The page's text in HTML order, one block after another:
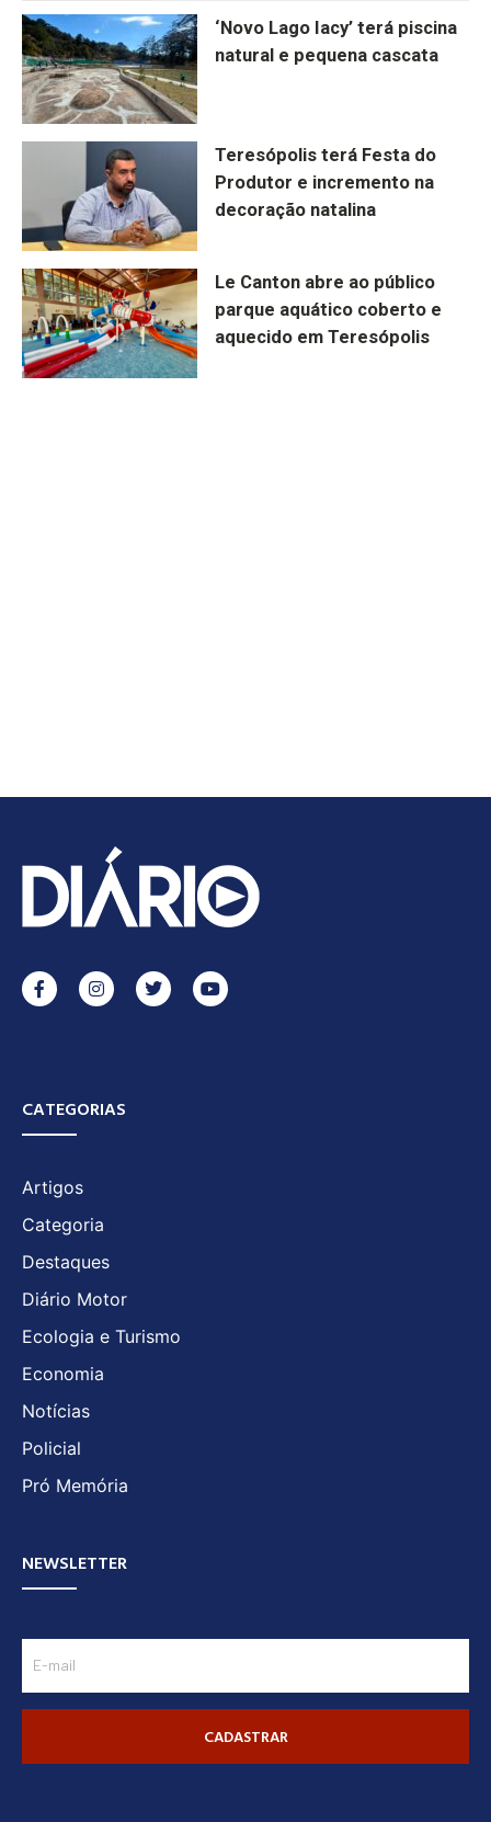
‘Novo Lago Iacy’ terá piscina
natural e pequena cascata
Teresópolis terá Festa do
Produtor e incremento na
decoração natalina
Le Canton abre ao público
parque aquático coberto e
aquecido em Teresópolis
CATEGORIAS
Artigos
Categoria
Destaques
Diário Motor
Ecologia e Turismo
Economia
Notícias
Policial
Pró Memória
NEWSLETTER
CADASTRAR